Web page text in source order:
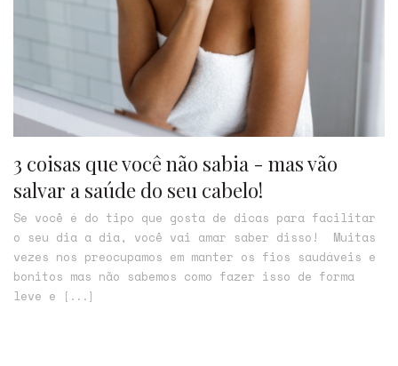
3 coisas que você não sabia - mas vão
salvar a saúde do seu cabelo!
Se você é do tipo que gosta de dicas para facilitar
o seu dia a dia, você vai amar saber disso! Muitas
vezes nos preocupamos em manter os fios saudáveis e
bonitos mas não sabemos como fazer isso de forma
leve e
[...]